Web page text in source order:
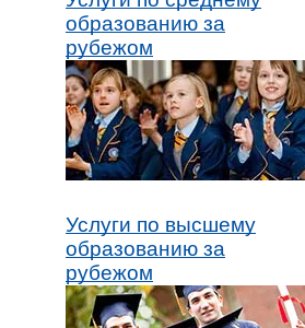
образованию за
рубежом
Услуги по высшему
образованию за
рубежом